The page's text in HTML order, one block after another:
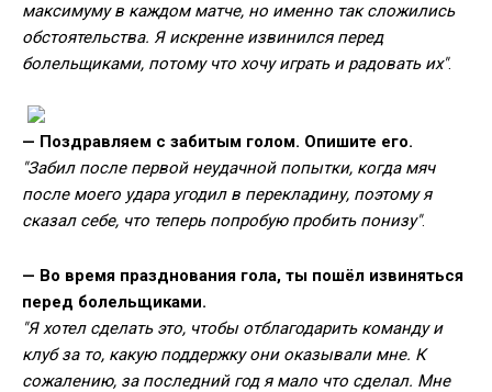
максимуму в каждом матче, но именно так сложились
обстоятельства. Я искренне извинился перед
болельщиками, потому что хочу играть и радовать их".
— Поздравляем с забитым голом. Опишите его.
"Забил после первой неудачной попытки, когда мяч
после моего удара угодил в перекладину, поэтому я
сказал себе, что теперь попробую пробить понизу".
— Во время празднования гола, ты пошёл извиняться
перед болельщиками.
"Я хотел сделать это, чтобы отблагодарить команду и
клуб за то, какую поддержку они оказывали мне. К
сожалению, за последний год я мало что сделал. Мне